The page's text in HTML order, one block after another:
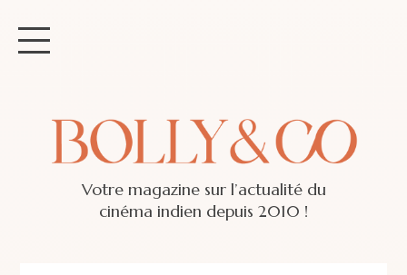
Votre magazine sur l’actualité du
cinéma indien depuis 2010 !